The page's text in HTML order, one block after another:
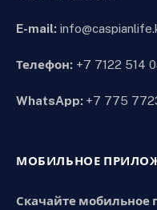
E-mail:
Телефон: +7 7122 514
WhatsApp: +7 775
МОБИЛЬНОЕ
Скачайте мобильное